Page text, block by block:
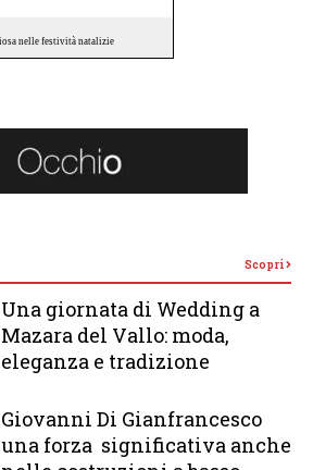
Scopri
Una giornata di Wedding a
Mazara del Vallo: moda,
eleganza e tradizione
Giovanni Di Gianfrancesco
una forza significativa anche